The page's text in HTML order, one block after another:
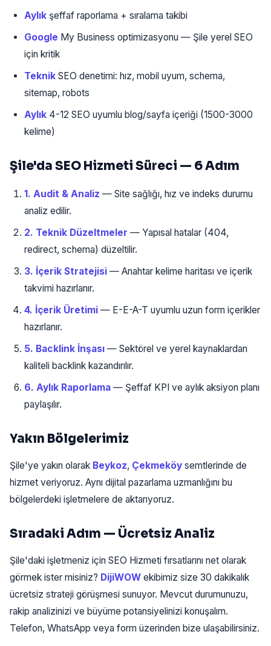
Aylık şeffaf raporlama + sıralama takibi
Google My Business optimizasyonu — Şile yerel SEO
için kritik
Teknik SEO denetimi: hız, mobil uyum, schema,
sitemap, robots
Aylık 4-12 SEO uyumlu blog/sayfa içeriği (1500-3000
kelime)
Şile'da SEO Hizmeti Süreci — 6 Adım
1. Audit & Analiz — Site sağlığı, hız ve indeks durumu
analiz edilir.
2. Teknik Düzeltmeler — Yapısal hatalar (404,
redirect, schema) düzeltilir.
3. İçerik Stratejisi — Anahtar kelime haritası ve içerik
takvimi hazırlanır.
4. İçerik Üretimi — E-E-A-T uyumlu uzun form içerikler
hazırlanır.
5. Backlink İnşası — Sektörel ve yerel kaynaklardan
kaliteli backlink kazandırılır.
6. Aylık Raporlama — Şeffaf KPI ve aylık aksiyon planı
paylaşılır.
Yakın Bölgelerimiz
Şile'ye yakın olarak Beykoz, Çekmeköy semtlerinde de
hizmet veriyoruz. Aynı dijital pazarlama uzmanlığını bu
bölgelerdeki işletmelere de aktarıyoruz.
Sıradaki Adım — Ücretsiz Analiz
Şile'daki işletmeniz için SEO Hizmeti fırsatlarını net olarak
görmek ister misiniz? DijiWOW ekibimiz size 30 dakikalık
ücretsiz strateji görüşmesi sunuyor. Mevcut durumunuzu,
rakip analizinizi ve büyüme potansiyelinizi konuşalım.
Telefon, WhatsApp veya form üzerinden bize ulaşabilirsiniz.